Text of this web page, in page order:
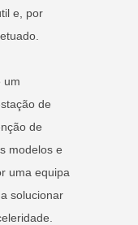
e, por
um
de
de
modelos e
uma equipa
solucionar